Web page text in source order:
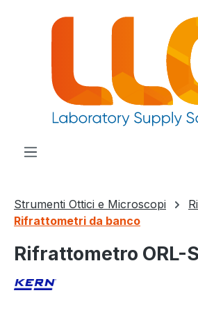
principale
Strumenti Ottici e Microscopi
Rifrattometri da banco
Rifrattometro ORL-